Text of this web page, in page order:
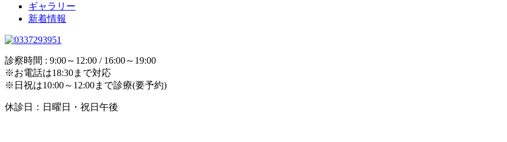
ギャラリー
新着情報
診察時間 : 9:00～12:00 / 16:00～19:00
※お電話は18:30まで対応
※日祝は10:00～12:00まで診療(要予約)
休診日：日曜日・祝日午後